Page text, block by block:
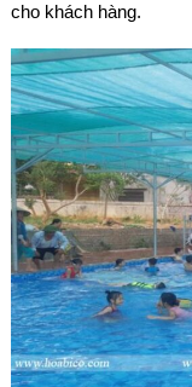
cho khách hàng.